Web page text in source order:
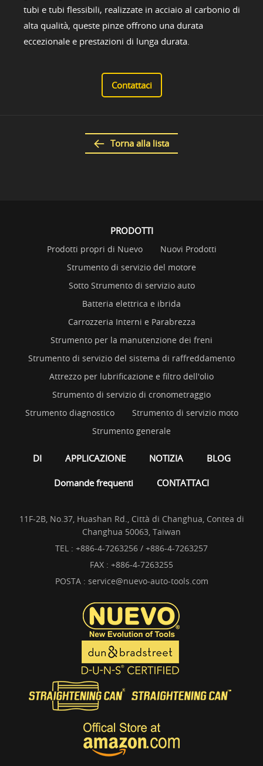
tubi e tubi flessibili, realizzate in acciaio al carbonio di
alta qualità, queste pinze offrono una durata
eccezionale e prestazioni di lunga durata.
Contattaci
Torna alla lista
PRODOTTI
Prodotti propri di Nuevo
Nuovi Prodotti
Strumento di servizio del motore
Sotto Strumento di servizio auto
Batteria elettrica e ibrida
Carrozzeria Interni e Parabrezza
Strumento per la manutenzione dei freni
Strumento di servizio del sistema di raffreddamento
Attrezzo per lubrificazione e filtro dell'olio
Strumento di servizio di cronometraggio
Strumento diagnostico
Strumento di servizio moto
Strumento generale
DI APPLICAZIONE NOTIZIA BLOG
Domande frequenti CONTATTACI
11F-2B, No.37, Huashan Rd., Città di Changhua, Contea di
Changhua 50063, Taiwan
TEL : +886-4-7263256 / +886-4-7263257
FAX : +886-4-7263255
POSTA : service@nuevo-auto-tools.com